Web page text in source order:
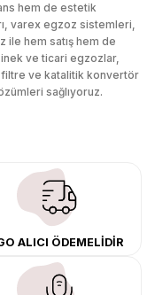
hem de estetik
varex egzoz sistemleri,
hem satış hem de
ve ticari egzozlar,
filtre ve katalitik konvertör
sağlıyoruz.
egzozları ve
aracınızın
İstanbul’daki montaj
her yerine güvenli
katmak için doğru
ALICI ÖDEMELİDİR